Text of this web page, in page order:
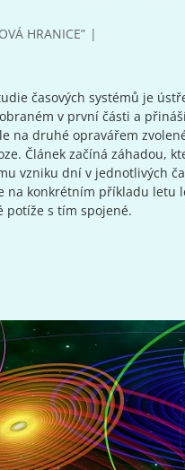
HRANICE”
časových systémů je
v první části a
na druhé opravářem
Článek začíná záhadou,
vzniku dní v jednotlivých
na konkrétním příkladu
potíže s tím spojené.